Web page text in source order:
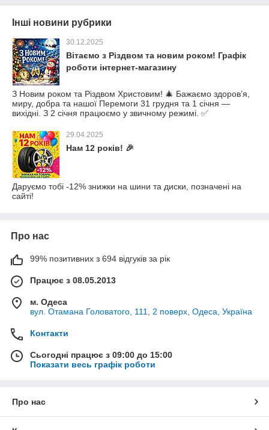
Інші новини рубрики
30.12.2025
Вітаємо з Різдвом та новим роком! Графік
роботи інтернет-магазину
З Новим роком та Різдвом Христовим! 🎄 Бажаємо здоров’я,
миру, добра та нашої Перемоги 31 грудня та 1 січня —
вихідні. З 2 січня працюємо у звичному режимі. ✅
29.04.2025
Нам 12 років! 🎉
Даруємо тобі -12% знижки на шини та диски, позначені на
сайті!
Про нас
99% позитивних з 694 відгуків за рік
Працює з 08.05.2013
м. Одеса
вул. Отамана Головатого, 111, 2 поверх, Одеса, Україна
Контакти
Сьогодні працює з 09:00 до 15:00
Показати весь графік роботи
Про нас